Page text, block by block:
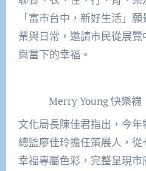
「富市台中，新好生活」
業與日常，邀請市民從展
與當下的幸福。
Merry Young 快樂襪
文化局長陳佳君指出，今
總監廖佳玲擔任策展人，
幸福專屬色彩，完整呈現